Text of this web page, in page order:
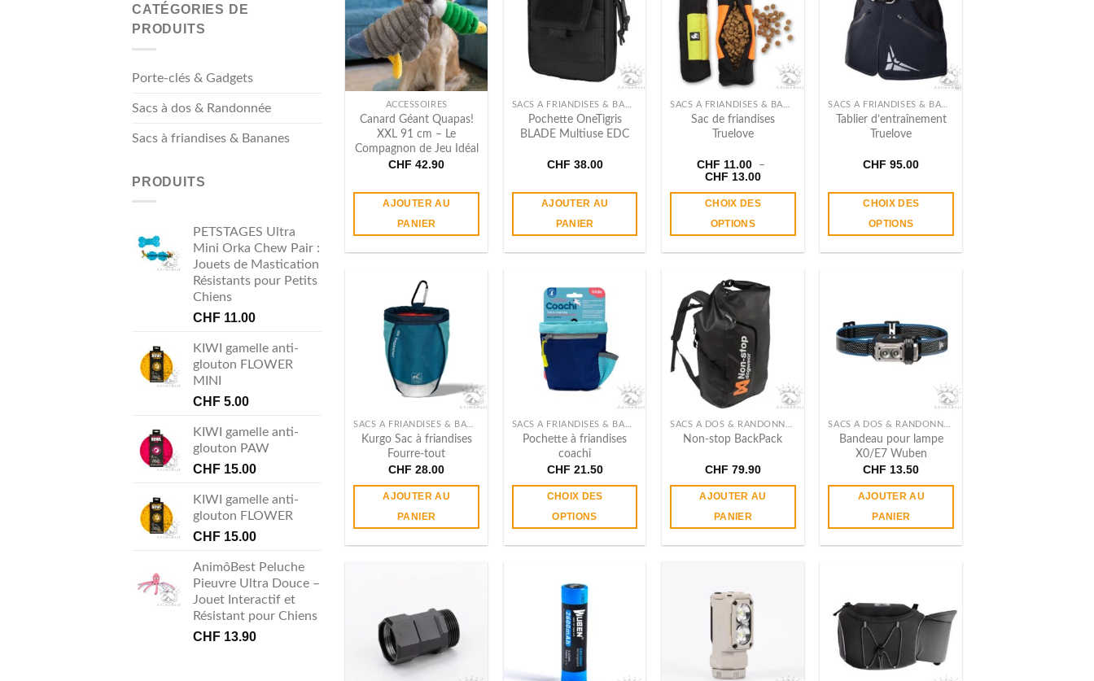
CATÉGORIES DE
PRODUITS
Porte-clés & Gadgets
Sacs à dos & Randonnée
Sacs à friandises & Bananes
PRODUITS
PETSTAGES Ultra
Mini Orka Chew Pair :
Jouets de Mastication
Résistants pour Petits
Chiens
CHF 11.00
KIWI gamelle anti-
glouton FLOWER
MINI
CHF 5.00
KIWI gamelle anti-
glouton PAW
CHF 15.00
KIWI gamelle anti-
glouton FLOWER
CHF 15.00
AnimôBest Peluche
Pieuvre Ultra Douce –
Jouet Interactif et
Résistant pour Chiens
CHF 13.90
ACCESSOIRES
Canard Géant Quapas!
XXL 91 cm – Le
Compagnon de Jeu Idéal
CHF 42.90
AJOUTER AU
PANIER
Pochette OneTigris
BLADE Multiuse EDC
CHF 38.00
AJOUTER AU
PANIER
Sac de friandises
Truelove
CHF 11.00 –
CHF 13.00Plage
prix :
CHF 11.00
CHF 13.00
CHOIX DES
OPTIONS
a
plusieurs
variations.
Les
options
peuvent
être
choisies
la
du
produit
Tablier d’entraînement
Truelove
CHF 95.00
CHOIX DES
OPTIONS
Les
options
peuvent
page
du
produit
Kurgo Sac à friandises
Fourre-tout
CHF 28.00
AJOUTER AU
PANIER
Pochette à friandises
coachi
CHF 21.50
CHOIX DES
OPTIONS
plusieurs
variations.
Les
options
peuvent
être
Non-stop BackPack
CHF 79.90
AJOUTER AU
PANIER
Bandeau pour lampe
X0/E7 Wuben
CHF 13.50
AJOUTER AU
PANIER